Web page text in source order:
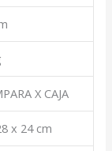
X CAJA
x 24 cm